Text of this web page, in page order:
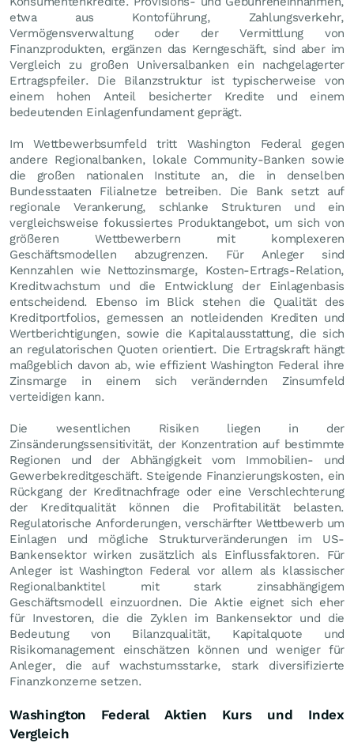
etwa aus Kontoführung, Zahlungsverkehr,
Vermögensverwaltung oder der Vermittlung von
Finanzprodukten, ergänzen das Kerngeschäft, sind aber im
Vergleich zu großen Universalbanken ein nachgelagerter
Ertragspfeiler. Die Bilanzstruktur ist typischerweise von
einem hohen Anteil besicherter Kredite und einem
bedeutenden Einlagenfundament geprägt.
Im Wettbewerbsumfeld tritt Washington Federal gegen
andere Regionalbanken, lokale Community-Banken sowie
die großen nationalen Institute an, die in denselben
Bundesstaaten Filialnetze betreiben. Die Bank setzt auf
regionale Verankerung, schlanke Strukturen und ein
vergleichsweise fokussiertes Produktangebot, um sich von
größeren Wettbewerbern mit komplexeren
Geschäftsmodellen abzugrenzen. Für Anleger sind
Kennzahlen wie Nettozinsmarge, Kosten-Ertrags-Relation,
Kreditwachstum und die Entwicklung der Einlagenbasis
entscheidend. Ebenso im Blick stehen die Qualität des
Kreditportfolios, gemessen an notleidenden Krediten und
Wertberichtigungen, sowie die Kapitalausstattung, die sich
an regulatorischen Quoten orientiert. Die Ertragskraft hängt
maßgeblich davon ab, wie effizient Washington Federal ihre
Zinsmarge in einem sich verändernden Zinsumfeld
verteidigen kann.
Die wesentlichen Risiken liegen in der
Zinsänderungssensitivität, der Konzentration auf bestimmte
Regionen und der Abhängigkeit vom Immobilien- und
Gewerbekreditgeschäft. Steigende Finanzierungskosten, ein
Rückgang der Kreditnachfrage oder eine Verschlechterung
der Kreditqualität können die Profitabilität belasten.
Regulatorische Anforderungen, verschärfter Wettbewerb um
Einlagen und mögliche Strukturveränderungen im US-
Bankensektor wirken zusätzlich als Einflussfaktoren. Für
Anleger ist Washington Federal vor allem als klassischer
Regionalbanktitel mit stark zinsabhängigem
Geschäftsmodell einzuordnen. Die Aktie eignet sich eher
für Investoren, die die Zyklen im Bankensektor und die
Bedeutung von Bilanzqualität, Kapitalquote und
Risikomanagement einschätzen können und weniger für
Anleger, die auf wachstumsstarke, stark diversifizierte
Finanzkonzerne setzen.
Washington Federal Aktien Kurs und Index
Vergleich